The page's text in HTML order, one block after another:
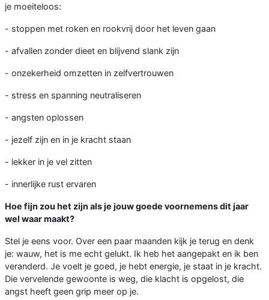
je moeiteloos:
- stoppen met roken en rookvrij door het leven gaan
- afvallen zonder dieet en blijvend slank zijn
- onzekerheid omzetten in zelfvertrouwen
- stress en spanning neutraliseren
- angsten oplossen
- jezelf zijn en in je kracht staan
- lekker in je vel zitten
- innerlijke rust ervaren
Hoe fijn zou het zijn als je jouw goede voornemens dit jaar
wel waar maakt?
Stel je eens voor. Over een paar maanden kijk je terug en denk
je: wauw, het is me echt gelukt. Ik heb het aangepakt en ik ben
veranderd. Je voelt je goed, je hebt energie, je staat in je kracht.
Die vervelende gewoonte is weg, die klacht is opgelost, die
angst heeft geen grip meer op je.